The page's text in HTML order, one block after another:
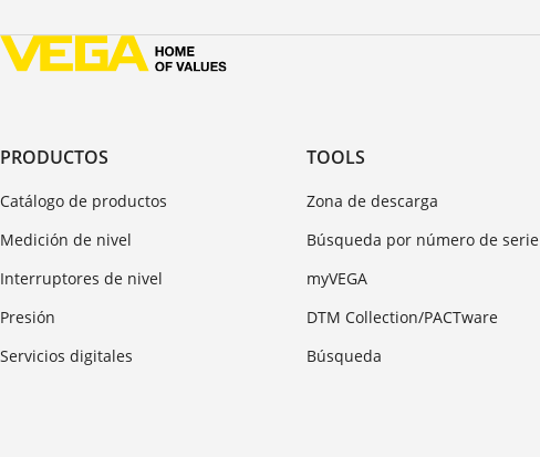
PRODUCTOS
Catálogo de productos
Medición de nivel
Interruptores de nivel
Presión
Servicios digitales
TOOLS
Zona de descarga
Búsqueda por número de serie
myVEGA
DTM Collection/PACTware
Búsqueda